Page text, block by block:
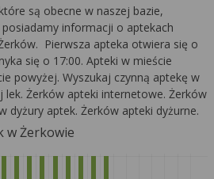
są obecne w naszej bazie,
informacji o aptekach
Pierwsza apteka otwiera się o
się o 17:00. Apteki w mieście
powyżej. Wyszukaj czynną aptekę w
Żerków apteki internetowe. Żerków
dyżury aptek. Żerków apteki dyżurne.
w Żerkowie